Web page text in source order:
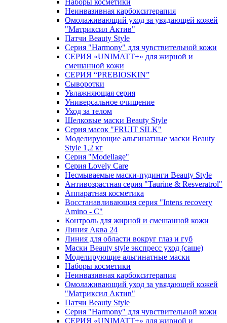
Наборы косметики
Неинвазивная карбокситерапия
Омолаживающий уход за увядающей кожей
"Матриксил Актив"
Патчи Beauty Style
Серия "Harmony" для чувствительной кожи
СЕРИЯ «UNIMATT+» для жирной и
смешанной кожи
СЕРИЯ “PREBIOSKIN”
Сыворотки
Увлажняющая серия
Универсальное очищение
Уход за телом
Шелковые маски Beauty Style
Серия масок "FRUIT SILK"
Моделирующие альгинатные маски Beauty
Style 1,2 кг
Серия "Modellage"
Cерия Lovely Care
Несмываемые маски-пудинги Beauty Style
Антивозрастная серия "Taurine & Resveratrol"
Аппаратная косметика
Восстанавливающая серия "Intens recovery
Amino - C"
Контроль для жирной и смешанной кожи
Линия Аква 24
Линия для области вокруг глаз и губ
Маски Beauty style экспресс уход (саше)
Моделирующие альгинатные маски
Наборы косметики
Неинвазивная карбокситерапия
Омолаживающий уход за увядающей кожей
"Матриксил Актив"
Патчи Beauty Style
Серия "Harmony" для чувствительной кожи
СЕРИЯ «UNIMATT+» для жирной и